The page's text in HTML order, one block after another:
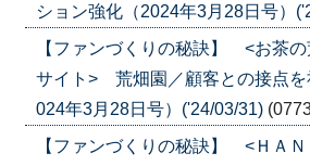
ション強化（2024年3月28日号）
【ファンづくりの秘訣】 <お茶
サイト> 荒畑園／顧客との接点を
024年3月28日号）('24/03/31)
【ファンづくりの秘訣】 <ＨＡ